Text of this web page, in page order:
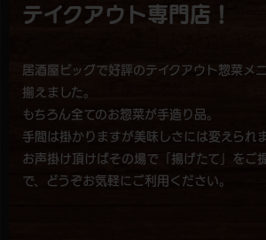
テイクアウト専門店！
居酒屋ビッグで好評のテイクアウト惣菜メ
揃えました。
もちろん全てのお惣菜が手造り品。
手間は掛かりますが美味しさには変えられ
お声掛け頂けばその場で「揚げたて」をご
で、どうぞお気軽にご利用ください。